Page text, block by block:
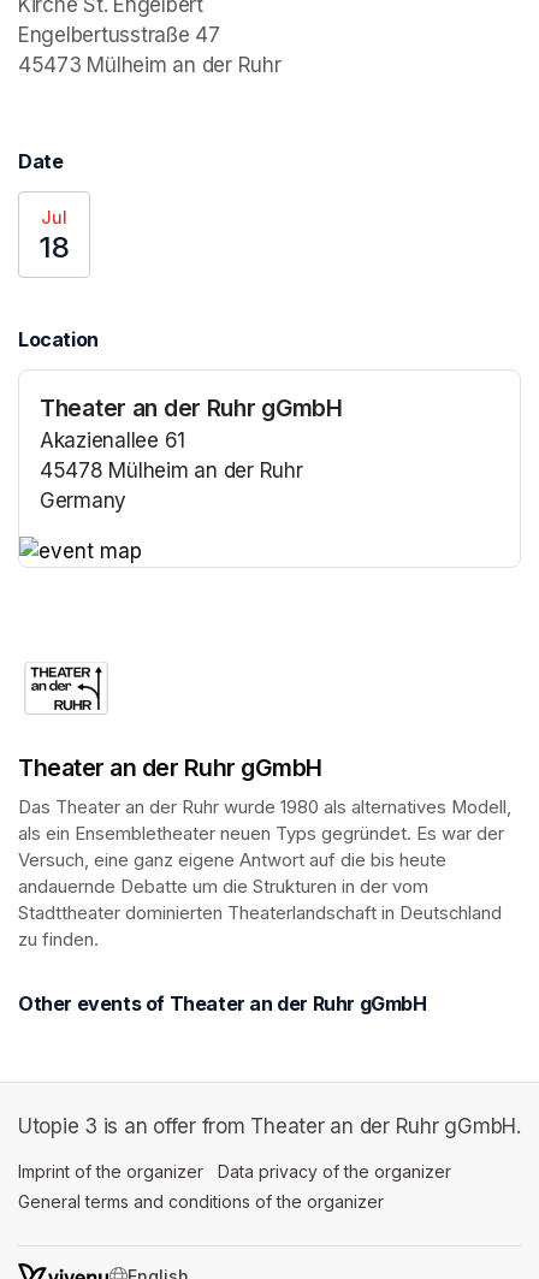
Engelbertusstraße 47
45473 Mülheim an der Ruhr
Date
Jul
18
Location
Theater an der Ruhr gGmbH
Akazienallee 61
45478 Mülheim an der Ruhr
Germany
Theater an der Ruhr gGmbH
Das Theater an der Ruhr wurde 1980 als alternatives Modell,
als ein Ensembletheater neuen Typs gegründet. Es war der
Versuch, eine ganz eigene Antwort auf die bis heute
andauernde Debatte um die Strukturen in der vom
Stadttheater dominierten Theaterlandschaft in Deutschland
zu finden.
Other events of Theater an der Ruhr gGmbH
Utopie 3 is an offer from Theater an der Ruhr gGmbH.
Imprint of the organizer (opens in a new tab)
Data privacy of the organizer
General terms and conditions of the organizer